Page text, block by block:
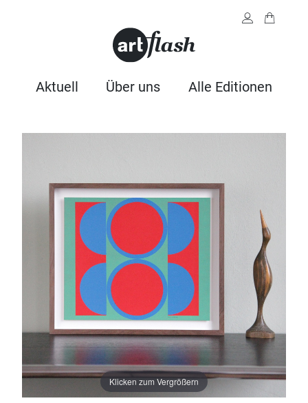
Aktuell Über uns Alle Editionen
Klicken zum Vergrößern